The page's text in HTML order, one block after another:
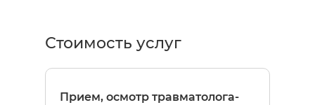
Стоимость услуг
Прием, осмотр травматолога-